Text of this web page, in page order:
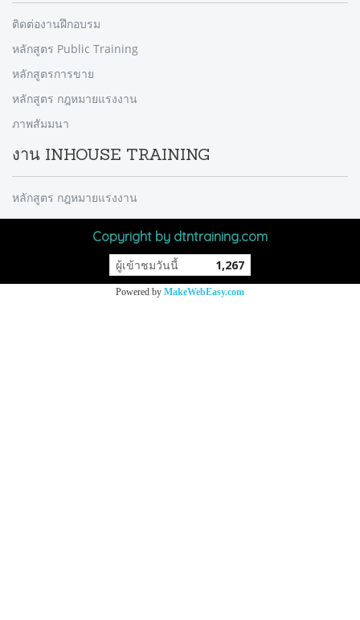
ติดต่องานฝึกอบรม
หลักสูตร Public Training
หลักสูตรการขาย
หลักสูตร กฎหมายแรงงาน
ภาพสัมมนา
งาน INHOUSE TRAINING
หลักสูตร กฎหมายแรงงาน
Copyright by dtntraining.com
ผู้เข้าชมวันนี้ 1,267
Powered by MakeWebEasy.com